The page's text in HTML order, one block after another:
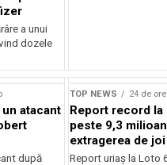
a unui
dozele
atacant
după
TOP NEWS 24 de
Report record
peste 9,3
extragerea de joi
Report uriaș la Loto